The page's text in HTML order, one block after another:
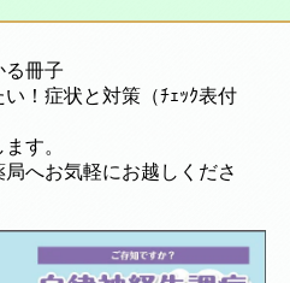
る冊子
い！症状と対策（ﾁｪｯｸ表付
す。
へお気軽にお越しくださ